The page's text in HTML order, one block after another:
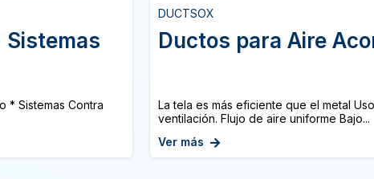
* Sistemas Contra
DUCTSOX
Ductos para Aire
La tela es más eficiente que el metal
ventilación. Flujo de aire uniforme Bajo...
Ver más